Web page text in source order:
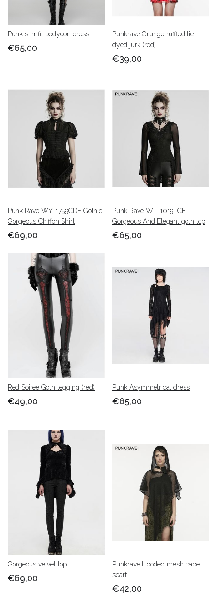
Punk slimfit bodycon dress
€65,00
Punkrave Grunge ruffled tie-
dyed jurk (red)
€39,00
Punk Rave WY-1759CDF Gothic
Gorgeous Chiffon Shirt
€69,00
Punk Rave WT-1019TCF
Gorgeous And Elegant goth top
€65,00
Red Soiree Goth legging (red)
€49,00
Punk Asymmetrical dress
€65,00
Gorgeous velvet top
€69,00
Punkrave Hooded mesh cape
scarf
€42,00